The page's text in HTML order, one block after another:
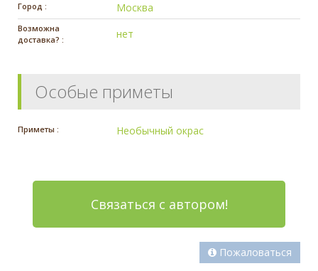
Город : Москва
Возможна
доставка? :
нет
Особые приметы
Приметы : Необычный окрас
Связаться с автором!
Пожаловаться